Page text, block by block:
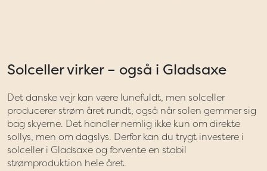
Solceller virker – også i Gladsaxe
Det danske vejr kan være lunefuldt, men solceller
producerer strøm året rundt, også når solen gemmer sig
bag skyerne. Det handler nemlig ikke kun om direkte
sollys, men om dagslys. Derfor kan du trygt investere i
solceller i Gladsaxe og forvente en stabil
strømproduktion hele året.